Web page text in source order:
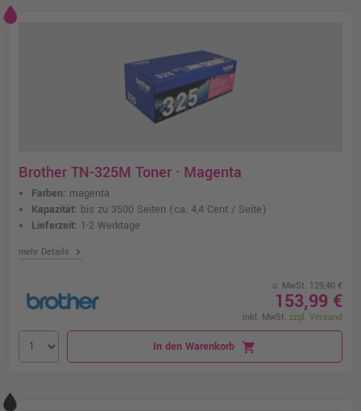
Brother TN-325M Toner · Magenta
Farben: magenta
Kapazität: bis zu 3500 Seiten (ca. 4,4 Cent / Seite)
Lieferzeit: 1-2 Werktage
mehr Details chevron_right
o. MwSt. 129,40 €
153,99 €
inkl. MwSt. zzgl. Versand
In den Warenkorb shopping_cart